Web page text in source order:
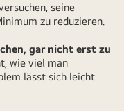
seine
zu reduzieren.
gar nicht erst zu
wie viel man
lässt sich leicht